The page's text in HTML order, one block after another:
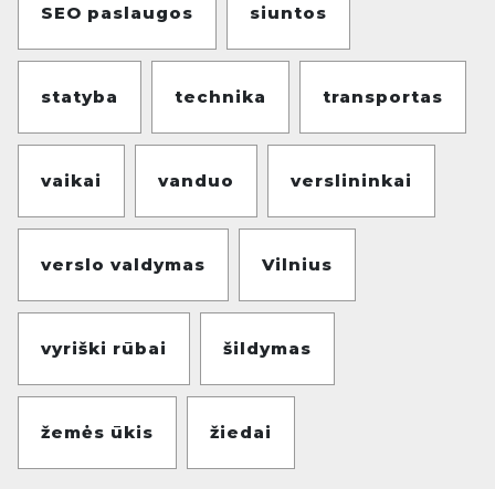
SEO paslaugos siuntos
statyba technika transportas
vaikai vanduo verslininkai
verslo valdymas Vilnius
vyriški rūbai šildymas
žemės ūkis žiedai